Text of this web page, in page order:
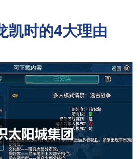
凯时的4大理由